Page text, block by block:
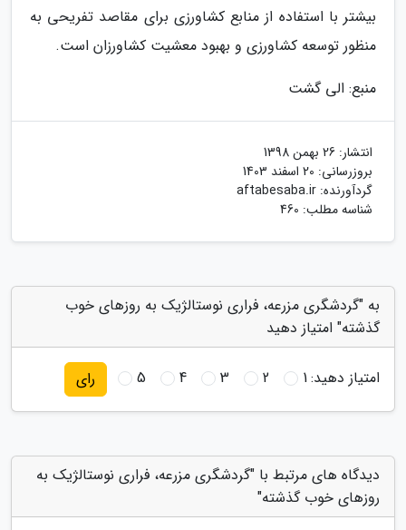
بیشتر با استفاده از منابع کشاورزی برای مقاصد تفریحی به
منظور توسعه کشاورزی و بهبود معشیت کشاورزان است.
منبع: الی گشت
انتشار: 26 بهمن 1398
بروزرسانی: 20 اسفند 1403
گردآورنده: aftabesaba.ir
شناسه مطلب: 460
به "گردشگری مزرعه، فراری نوستالژیک به روزهای خوب
گذشته" امتیاز دهید
امتیاز دهید:1
2
3
4
5 رای
دیدگاه های مرتبط با "گردشگری مزرعه، فراری نوستالژیک به
روزهای خوب گذشته"